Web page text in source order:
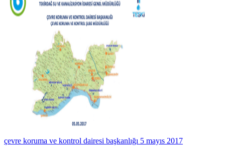
çevre koruma ve kontrol dairesi başkanlığı 5 mayıs 2017